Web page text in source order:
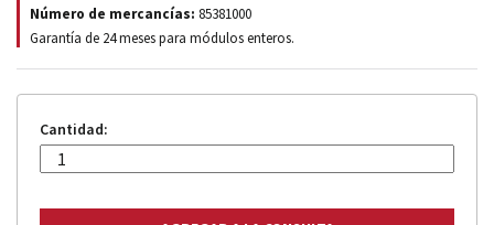
Número de mercancías: 85381000
Garantía de 24 meses para módulos enteros.
Cantidad: